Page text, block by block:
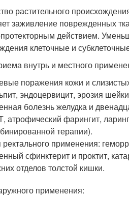
растительного
заживление поврежденных
действием.
клеточные и
внутрь и местного
поражения кожи и
эндоцервицит, эрозия
болезнь желудка и
атрофический фарингит,
терапии).
применения:
сфинктерит и проктит,
отделов толстой кишки.
применения: